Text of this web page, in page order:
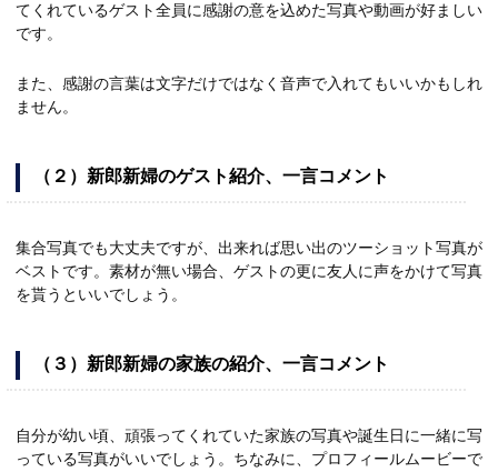
てくれているゲスト全員に感謝の意を込めた写真や動画が好ましい
です。
また、感謝の言葉は文字だけではなく音声で入れてもいいかもしれ
ません。
（２）新郎新婦のゲスト紹介、一言コメント
集合写真でも大丈夫ですが、出来れば思い出のツーショット写真が
ベストです。素材が無い場合、ゲストの更に友人に声をかけて写真
を貰うといいでしょう。
（３）新郎新婦の家族の紹介、一言コメント
自分が幼い頃、頑張ってくれていた家族の写真や誕生日に一緒に写
っている写真がいいでしょう。ちなみに、プロフィールムービーで